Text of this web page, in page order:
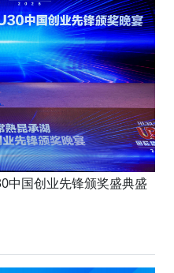
中国创业先锋颁奖盛典盛